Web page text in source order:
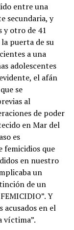
entre una
secundaria, y
y otro de 41
puerta de su
a una
adolescentes
el afán
se
al
de poder
en Mar del
es
femicidios que
en nuestro
un
de un
Y
acusados en el
víctima”.